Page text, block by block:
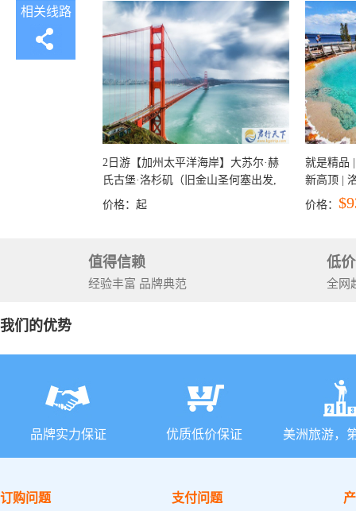
相关线路
2日游【加州太平洋海岸】大苏尔·赫
氏古堡·洛杉矶（旧金山圣何塞出发,
洛杉矶结束）
价格： 起
就是精品
新高顶 |
彩穴+马
价格：
值得信赖
经验丰富 品牌典范
低
全网
我们的优势
品牌实力保证 优质低价保证 美洲旅游，
订购问题 支付问题